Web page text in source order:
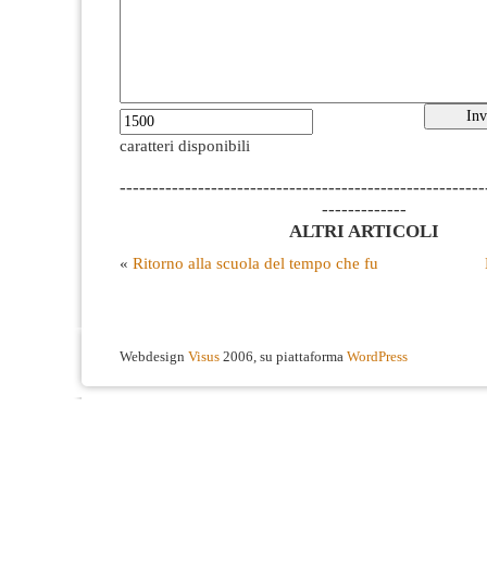
caratteri disponibili
-------------
ALTRI ARTICOLI
« Ritorno alla scuola del tempo che fu
Webdesign Visus 2006, su piattaforma WordPress